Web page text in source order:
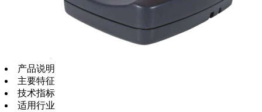
产品说明
主要特征
技术指标
适用行业